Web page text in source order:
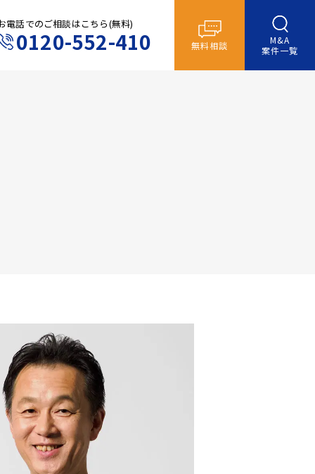
電話でのご相談はこちら(無料)
0120-552-410 無料相談
M&A
案件一覧